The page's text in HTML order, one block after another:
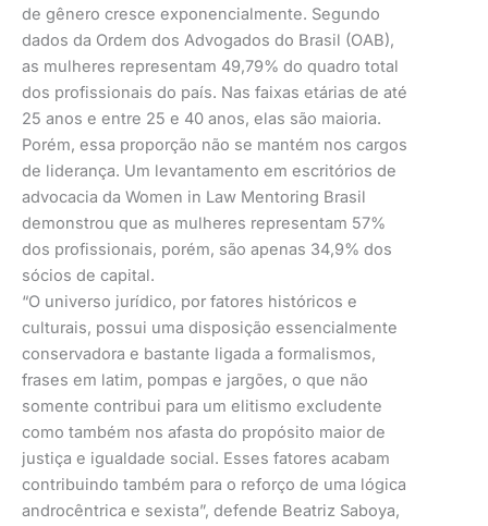
de gênero cresce exponencialmente. Segundo
dados da Ordem dos Advogados do Brasil (OAB),
as mulheres representam 49,79% do quadro total
dos profissionais do país. Nas faixas etárias de até
25 anos e entre 25 e 40 anos, elas são maioria.
Porém, essa proporção não se mantém nos cargos
de liderança. Um levantamento em escritórios de
advocacia da Women in Law Mentoring Brasil
demonstrou que as mulheres representam 57%
dos profissionais, porém, são apenas 34,9% dos
sócios de capital.
“O universo jurídico, por fatores históricos e
culturais, possui uma disposição essencialmente
conservadora e bastante ligada a formalismos,
frases em latim, pompas e jargões, o que não
somente contribui para um elitismo excludente
como também nos afasta do propósito maior de
justiça e igualdade social. Esses fatores acabam
contribuindo também para o reforço de uma lógica
androcêntrica e sexista”, defende Beatriz Saboya,